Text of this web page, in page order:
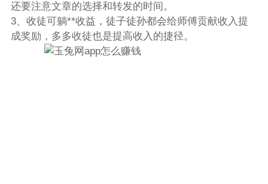
还要注意文章的选择和转发的时间。
3、收徒可躺**收益，徒子徒孙都会给师傅贡献收入提
成奖励，多多收徒也是提高收入的捷径。